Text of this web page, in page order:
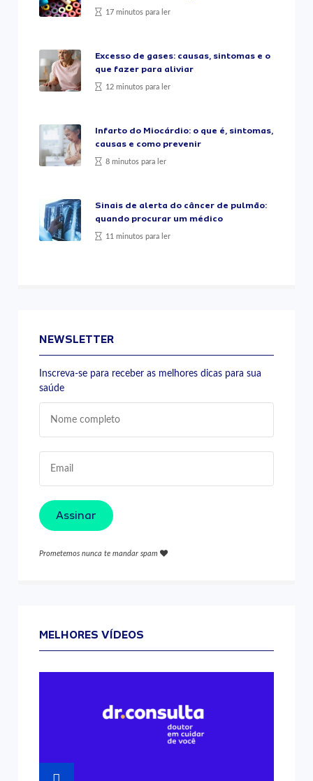
17 minutos para ler
Excesso de gases: causas, sintomas e o
que fazer para aliviar
12 minutos para ler
Infarto do Miocárdio: o que é, sintomas,
causas e como prevenir
8 minutos para ler
Sinais de alerta do câncer de pulmão:
quando procurar um médico
11 minutos para ler
NEWSLETTER
Inscreva-se para receber as melhores dicas para sua
saúde
Assinar
Prometemos nunca te mandar spam
MELHORES VÍDEOS